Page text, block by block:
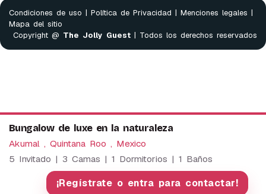
Bungalow de luxe en la naturaleza
Akumal , Quintana Roo , Mexico
5 Invitado | 3 Camas | 1 Dormitorios | 1 Baños
¡Regístrate o entra para contactar!
Condiciones de uso | Política de Privacidad | Menciones legales |
Mapa del sitio
Copyright @ The Jolly Guest | Todos los derechos reservados
We use cookies to provide our services. By using this